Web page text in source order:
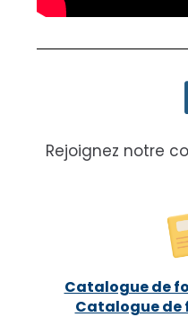
Rejoignez notre
Catalogue de
Catalogue de